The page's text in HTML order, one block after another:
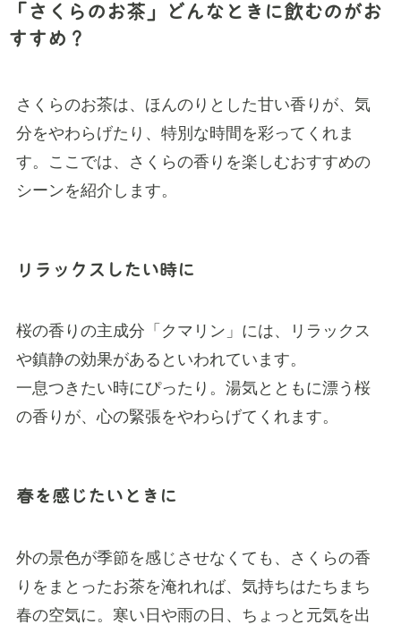
「さくらのお茶」どんなときに飲むのがお
すすめ？
さくらのお茶は、ほんのりとした甘い香りが、気
分をやわらげたり、特別な時間を彩ってくれま
す。ここでは、さくらの香りを楽しむおすすめの
シーンを紹介します。
リラックスしたい時に
桜の香りの主成分「クマリン」には、リラックス
や鎮静の効果があるといわれています。
一息つきたい時にぴったり。湯気とともに漂う桜
の香りが、心の緊張をやわらげてくれます。
春を感じたいときに
外の景色が季節を感じさせなくても、さくらの香
りをまとったお茶を淹れれば、気持ちはたちまち
春の空気に。寒い日や雨の日、ちょっと元気を出